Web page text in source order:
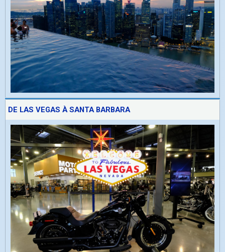
DE LAS VEGAS À SANTA BARBARA